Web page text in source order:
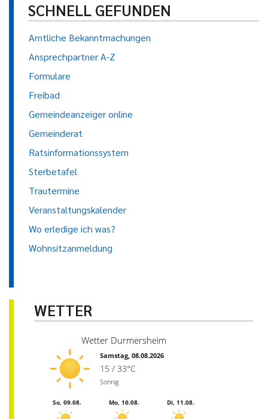
SCHNELL GEFUNDEN
Amtliche Bekanntmachungen
Ansprechpartner A-Z
Formulare
Freibad
Gemeindeanzeiger online
Gemeinderat
Ratsinformationssystem
Sterbetafel
Trautermine
Veranstaltungskalender
Wo erledige ich was?
Wohnsitzanmeldung
WETTER
Wetter Durmersheim
Samstag, 08.08.2026
15 / 33°C
Sonnig
So, 09.08. Mo, 10.08. Di, 11.08.